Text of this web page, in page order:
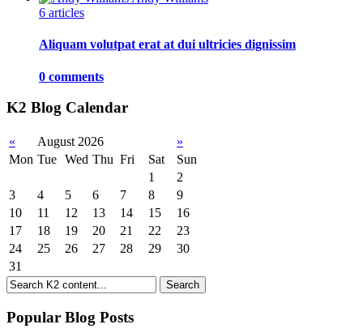
6 articles
Aliquam volutpat erat at dui ultricies dignissim
0 comments
K2 Blog Calendar
« August 2026
»
Mon Tue Wed Thu Fri Sat
Sun
1
2
3
4 5 6 7 8
9
10
11 12 13 14 15
16
17
18 19 20 21 22
23
24
25 26 27 28 29
30
31
Popular Blog Posts